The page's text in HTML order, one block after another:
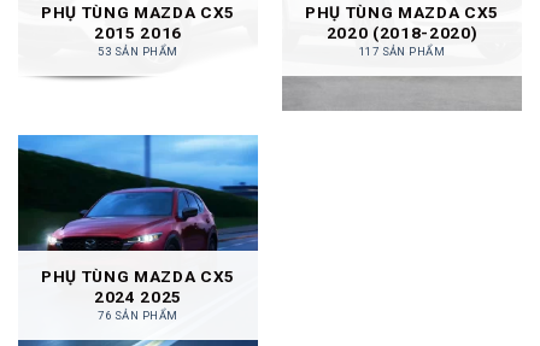
PHỤ TÙNG MAZDA CX5
2015 2016
53 SẢN PHẨM
PHỤ TÙNG MAZDA CX5
2020 (2018-2020)
117 SẢN PHẨM
PHỤ TÙNG MAZDA CX5
2024 2025
76 SẢN PHẨM